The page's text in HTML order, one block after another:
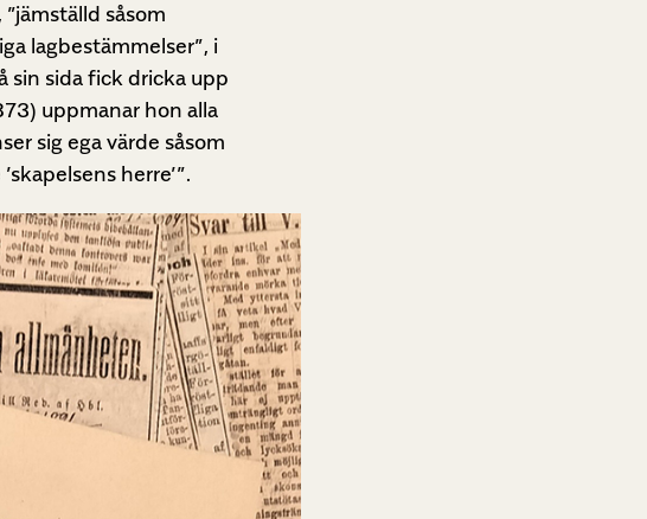
såsom
lagbestämmelser”, i
sin sida fick dricka upp
uppmanar hon alla
sig ega värde såsom
herre’”.